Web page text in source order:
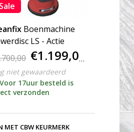
Sale
Boenmachine
LS - Actie
€1.199,00
niet gewaardeerd
Voor 17uur besteld is
verzonden
MET CBW KEURMERK